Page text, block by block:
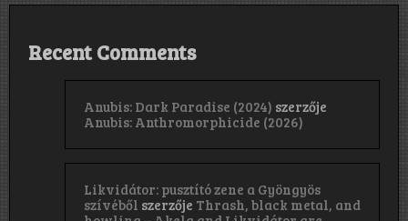
Recent Comments
Anubis: Dark Paradise (2024) szerzője
Anubis: Anthromorphicide (2026)
Likvidátor: pusztító zene a Gyöngyös
szívéből szerzője Thrash, black metal, and